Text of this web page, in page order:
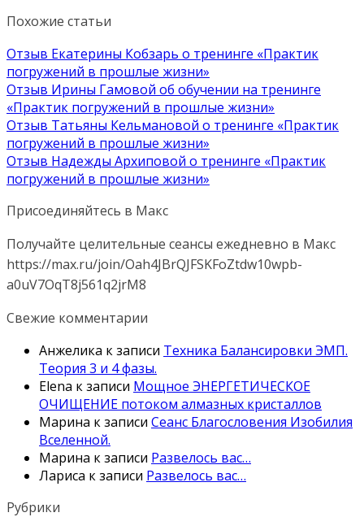
Похожие статьи
Отзыв Екатерины Кобзарь о тренинге «Практик
погружений в прошлые жизни»
Отзыв Ирины Гамовой об обучении на тренинге
«Практик погружений в прошлые жизни»
Отзыв Татьяны Кельмановой о тренинге «Практик
погружений в прошлые жизни»
Отзыв Надежды Архиповой о тренинге «Практик
погружений в прошлые жизни»
Присоединяйтесь в Макс
Получайте целительные сеансы ежедневно в Макс
https://max.ru/join/Oah4JBrQJFSKFoZtdw10wpb-
a0uV7OqT8j561q2jrM8
Свежие комментарии
Анжелика к записи Техника Балансировки ЭМП.
Теория 3 и 4 фазы.
Elena к записи Мощное ЭНЕРГЕТИЧЕСКОЕ
ОЧИЩЕНИЕ потоком алмазных кристаллов
Марина к записи Сеанс Благословения Изобилия
Вселенной.
Марина к записи Развелось вас…
Лариса к записи Развелось вас…
Рубрики